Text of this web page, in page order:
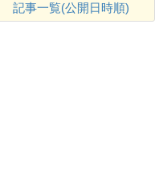
記事一覧(公開日時順)